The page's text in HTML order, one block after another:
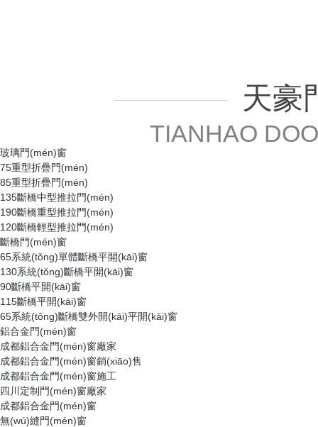
天豪
TIANHAO
玻璃門(mén)窗
75重型折疊門(mén)
85重型折疊門(mén)
135斷橋中型推拉門(mén)
190斷橋重型推拉門(mén)
120斷橋輕型推拉門(mén)
斷橋門(mén)窗
65系統(tǒng)單體斷橋平開(kāi)窗
130系統(tǒng)斷橋平開(kāi)窗
90斷橋平開(kāi)窗
115斷橋平開(kāi)窗
65系統(tǒng)斷橋雙外開(kāi)平開(kāi)窗
鋁合金門(mén)窗
成都鋁合金門(mén)窗廠家
成都鋁合金門(mén)窗銷(xiāo)售
成都鋁合金門(mén)窗施工
四川定制門(mén)窗廠家
成都鋁合金門(mén)窗
無(wú)縫門(mén)窗